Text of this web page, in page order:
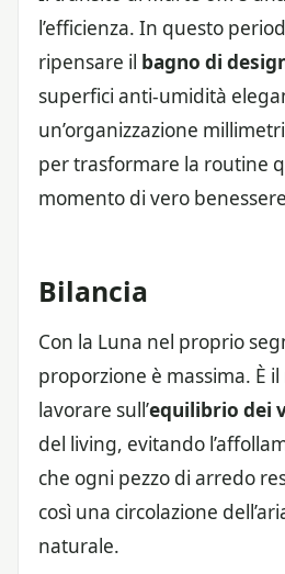
l’efficienza. In questo
ripensare il bagno di
superfici anti-umidità
un’organizzazione
per trasformare la routine
momento di vero
Bilancia
Con la Luna nel proprio
proporzione è massima. È
lavorare sull’equilibrio dei
del living, evitando
che ogni pezzo di arredo
così una circolazione
naturale.